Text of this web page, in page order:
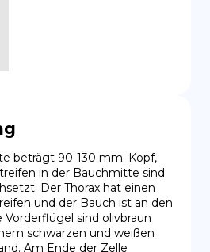
beträgt 90-130 mm. Kopf,
in der Bauchmitte sind
Der Thorax hat einen
und der Bauch ist an den
sind olivbraun
schwarzen und weißen
Am Ende der Zelle